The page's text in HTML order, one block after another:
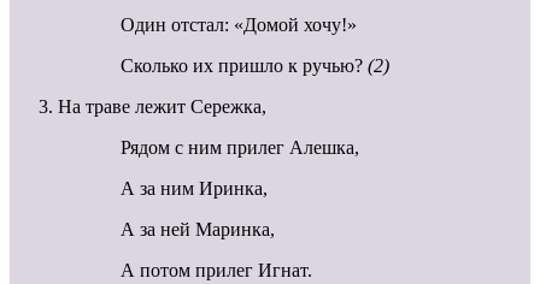
Один отстал: «Домой хочу!»
Сколько их пришло к ручью? (2)
На траве лежит Сережка,
Рядом с ним прилег Алешка,
А за ним Иринка,
А за ней Маринка,
А потом прилег Игнат.